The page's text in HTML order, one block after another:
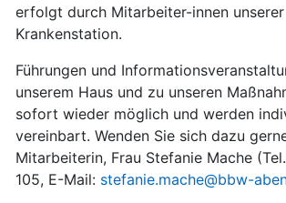
erfolgt durch Mitarbeiter-innen unserer
Krankenstation.
Führungen und
unserem Haus und zu unseren
sofort wieder möglich und werden
vereinbart. Wenden Sie sich dazu
Mitarbeiterin, Frau Stefanie Mache
105, E-Mail: stefanie.mache@bbw-